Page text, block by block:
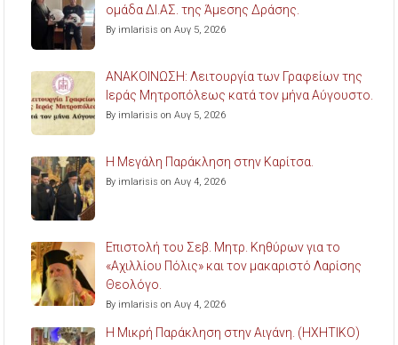
ομάδα ΔΙ.ΑΣ. της Άμεσης Δράσης.
By imlarisis on Αυγ 5, 2026
ΑΝΑΚΟΙΝΩΣΗ: Λειτουργία των Γραφείων της
Ιεράς Μητροπόλεως κατά τον μήνα Αύγουστο.
By imlarisis on Αυγ 5, 2026
Η Μεγάλη Παράκληση στην Καρίτσα.
By imlarisis on Αυγ 4, 2026
Επιστολή του Σεβ. Μητρ. Κηθύρων για το
«Αχιλλίου Πόλις» και τον μακαριστό Λαρίσης
Θεολόγο.
By imlarisis on Αυγ 4, 2026
Η Μικρή Παράκληση στην Αιγάνη. (ΗΧΗΤΙΚΟ)